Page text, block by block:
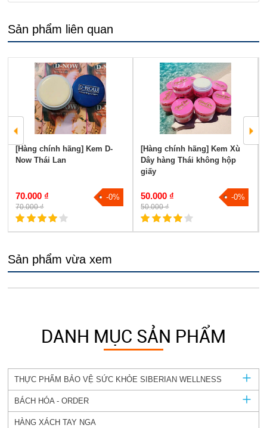
Sản phẩm liên quan
[Hàng chính hãng] Kem D-
Now Thái Lan
70.000 ₫
70.000 ₫
-0%
[Hàng chính hãng] Kem Xù
Dây hàng Thái không hộp
giấy
50.000 ₫
50.000 ₫
-0%
Sản phẩm vừa xem
DANH MỤC SẢN PHẨM
THỰC PHẨM BẢO VỆ SỨC KHỎE SIBERIAN WELLNESS
BÁCH HÓA - ORDER
HÀNG XÁCH TAY NGA